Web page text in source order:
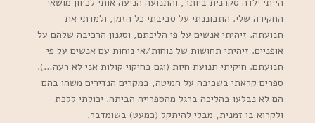
החקירה שלי. התבוננתי על סביבתי כל הזמן, ולמדתי את
תנועתה. זיהיתי אנשים על פי הליכתם, וסגנון הרכיבה שלהם על
אופניים. זיהיתי תחושות של נוחות/אי נוחות עם אנשים על פי
תנועתם. חיקיתי תנועת חיות (וגם בחיקוי קולות אני לא רעה…).
ספרים קראתי בשכיבה על המיטה, במקרים הנדירים משהו בהם
הם לא נבלעו בהליכה ברגל מהספרייה הביתה. יכולתי ללכת
ולקרוא בו זמנית, מבלי להיתקל (כמעט) בשומדבר.